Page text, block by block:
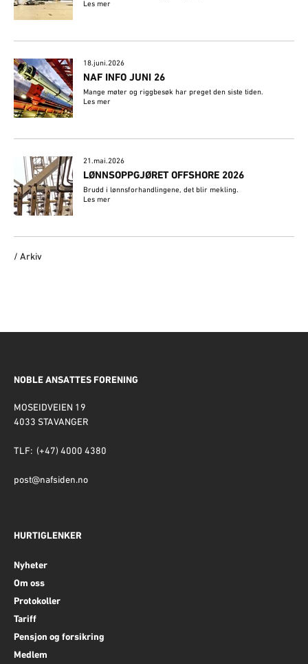
Les mer
18.juni.2026
NAF INFO JUNI 26
Mange møter og riggbesøk har preget den siste tiden.
Les mer
21.mai.2026
LØNNSOPPGJØRET OFFSHORE 2026
Brudd i lønnsforhandlingene, det blir mekling.
Les mer
/ Arkiv
NOBLE ANSATTES FORENING
MOSEIDVEIEN 19
4033 STAVANGER
TLF: (+47) 4000 4380
post@nafsiden.no
HURTIGLENKER
Nyheter
Om oss
Protokoller
Tariff
Pensjon og forsikring
Medlem